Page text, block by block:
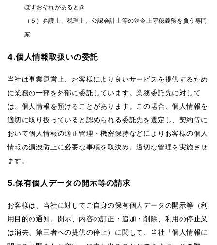
ぼすおそれがあるとき
（５）弁護士、税理士、公認会計士等の法令上守秘義務を負う専門
家
4.個人情報取扱いの委託
当社は事業運営上、お客様により良いサービスを提供するため
に業務の一部を外部に委託しています。業務委託先に対して
は、個人情報を預けることがあります。この場合、個人情報を
適切に取り扱っていると認められる委託先を選定し、契約等に
おいて個人情報の適正管理・機密保持などによりお客様の個人
情報の漏洩防止に必要な事項を取決め、適切な管理を実施させ
ます。
5.保有個人データの開示等の請求
お客様は、当社に対してご自身の保有個人データの開示等（利
用目的の通知、開示、内容の訂正・追加・削除、利用の停止又
は消去、第三者への提供の停止）に関して、当社「個人情報に